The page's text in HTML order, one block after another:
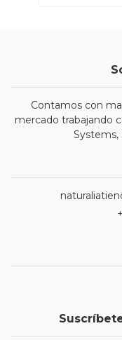
Contamos con
mercado trabajando
Systems,